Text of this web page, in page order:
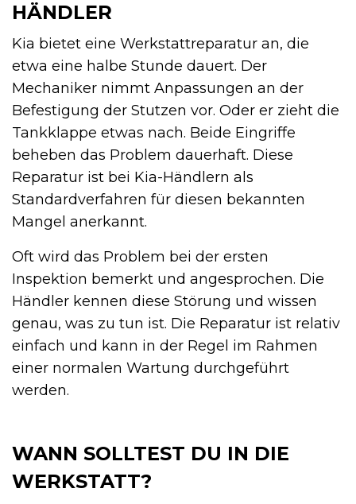
HÄNDLER
Kia bietet eine Werkstattreparatur an, die
etwa eine halbe Stunde dauert. Der
Mechaniker nimmt Anpassungen an der
Befestigung der Stutzen vor. Oder er zieht die
Tankklappe etwas nach. Beide Eingriffe
beheben das Problem dauerhaft. Diese
Reparatur ist bei Kia-Händlern als
Standardverfahren für diesen bekannten
Mangel anerkannt.
Oft wird das Problem bei der ersten
Inspektion bemerkt und angesprochen. Die
Händler kennen diese Störung und wissen
genau, was zu tun ist. Die Reparatur ist relativ
einfach und kann in der Regel im Rahmen
einer normalen Wartung durchgeführt
werden.
WANN SOLLTEST DU IN DIE
WERKSTATT?